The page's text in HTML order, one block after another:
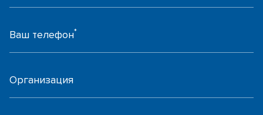
Ваш телефон*
Организация